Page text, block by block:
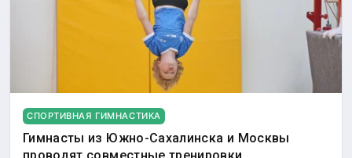
СПОРТИВНАЯ ГИМНАСТИКА
Гимнасты из Южно-Сахалинска и Москвы